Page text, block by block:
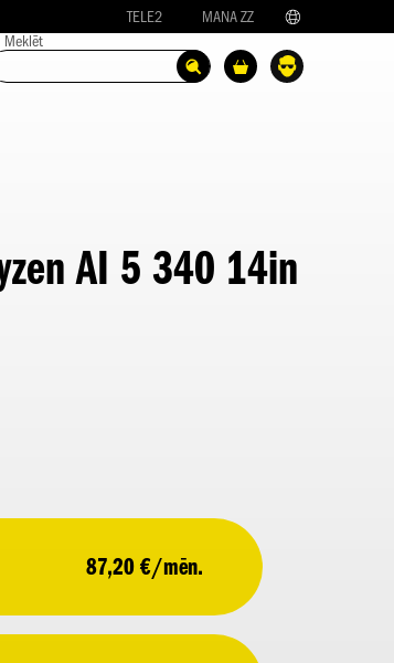
TELE2 MANA ZZ
Meklēt
AI 5 340 14in
87,20 €/mēn.